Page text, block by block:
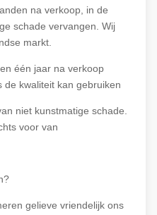
na verkoop, in de
schade vervangen. Wij
markt.
één jaar na verkoop
kwaliteit kan gebruiken
niet kunstmatige schade.
voor van
gelieve vriendelijk ons